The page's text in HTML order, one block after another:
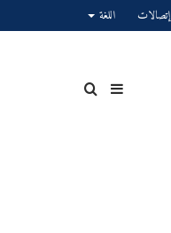
إتصالات اللغة